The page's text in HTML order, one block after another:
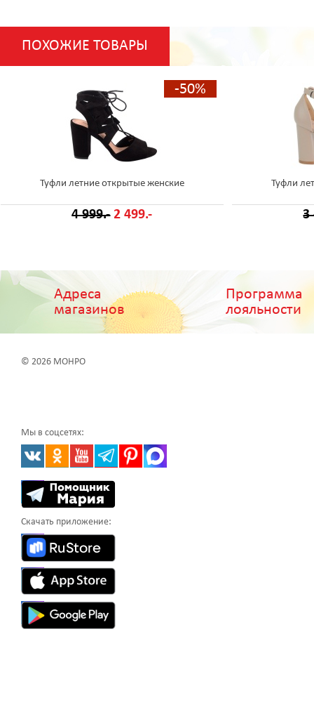
ПОХОЖИЕ ТОВАРЫ
-50%
Туфли летние открытые женские
4 999.- 2 499.-
Туфли
3
Адреса
магазинов
Программа
лояльности
© 2026 МОНРО
Мы в соцсетях:
Скачать приложение: